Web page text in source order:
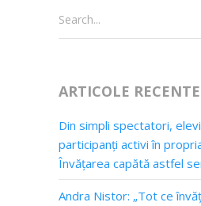
Search...
ARTICOLE RECENTE
Din simpli spectatori,
participanți activi în
Învățarea capătă astfel
Andra Nistor: „Tot ce